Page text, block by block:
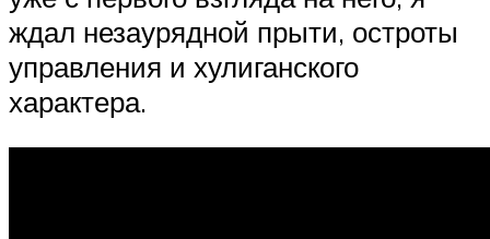
ждал незаурядной прыти, остроты
управления и хулиганского
характера.